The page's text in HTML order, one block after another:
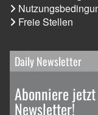
Freie Stellen
Daily Newsletter
Abonniere
Newsletter!